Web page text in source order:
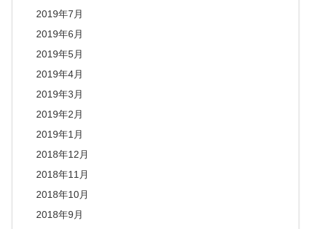
2019年7月
2019年6月
2019年5月
2019年4月
2019年3月
2019年2月
2019年1月
2018年12月
2018年11月
2018年10月
2018年9月